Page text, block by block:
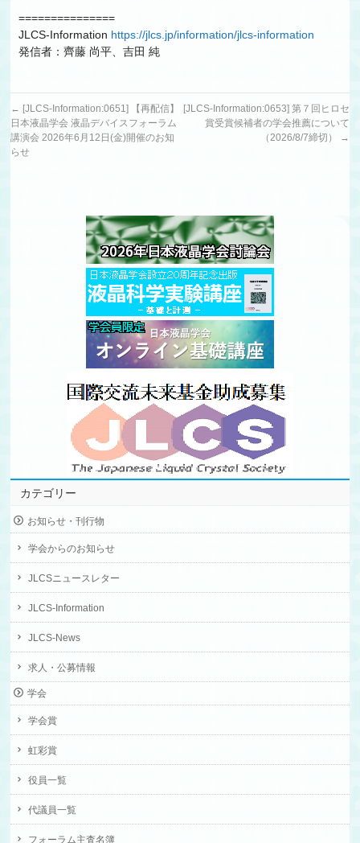
===============
JLCS-Information https://jlcs.jp/information/jlcs-information
発信者：齊藤 尚平、吉田 純
← [JLCS-Information:0651] 【再配信】
日本液晶学会 液晶デバイスフォーラム
講演会 2026年6月12日(金)開催のお知
らせ
[JLCS-Information:0653] 第７回ヒロセ
賞受賞候補者の学会推薦について
（2026/8/7締切）
→
カテゴリー
お知らせ・刊行物
学会からのお知らせ
JLCSニュースレター
JLCS-Information
JLCS-News
求人・公募情報
学会
学会賞
虹彩賞
役員一覧
代議員一覧
フォーラム主査名簿